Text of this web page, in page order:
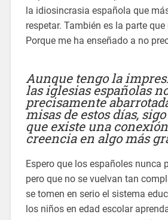
la idiosincrasia española que
respetar. También es la parte
Porque me ha enseñado a no
Aunque tengo la
las iglesias españolas
precisamente
misas de estos días,
que existe una
creencia en algo más
Espero que los españoles nunca
pero que no se vuelvan tan
se tomen en serio el sistema
los niños en edad escolar